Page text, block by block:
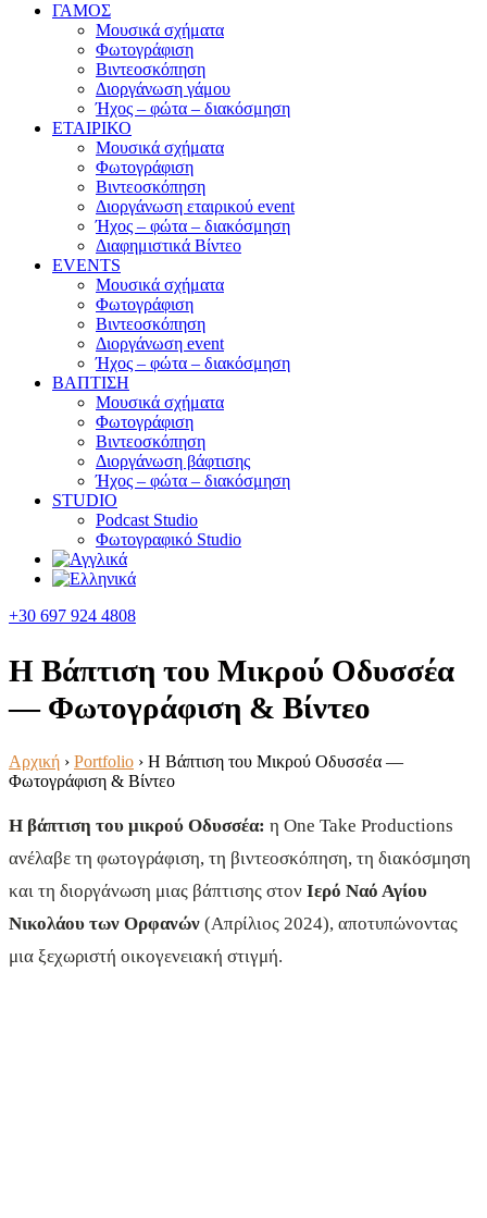
ΓΑΜΟΣ
Μουσικά σχήματα
Φωτογράφιση
Βιντεοσκόπηση
Διοργάνωση γάμου
Ήχος – φώτα – διακόσμηση
ΕΤΑΙΡΙΚΟ
Μουσικά σχήματα
Φωτογράφιση
Βιντεοσκόπηση
Διοργάνωση εταιρικού event
Ήχος – φώτα – διακόσμηση
Διαφημιστικά Βίντεο
EVENTS
Μουσικά σχήματα
Φωτογράφιση
Βιντεοσκόπηση
Διοργάνωση event
Ήχος – φώτα – διακόσμηση
ΒΑΠΤΙΣΗ
Μουσικά σχήματα
Φωτογράφιση
Βιντεοσκόπηση
Διοργάνωση βάφτισης
Ήχος – φώτα – διακόσμηση
STUDIO
Podcast Studio
Φωτογραφικό Studio
+30 697 924 4808
Η Βάπτιση του Μικρού Οδυσσέα
— Φωτογράφιση & Βίντεο
Αρχική › Portfolio › Η Βάπτιση του Μικρού Οδυσσέα —
Φωτογράφιση & Βίντεο
Η βάπτιση του μικρού Οδυσσέα: η One Take Productions
ανέλαβε τη φωτογράφιση, τη βιντεοσκόπηση, τη διακόσμηση
και τη διοργάνωση μιας βάπτισης στον Ιερό Ναό Αγίου
Νικολάου των Ορφανών (Απρίλιος 2024), αποτυπώνοντας
μια ξεχωριστή οικογενειακή στιγμή.